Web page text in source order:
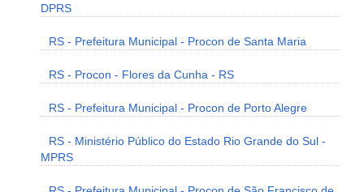
DPRS
RS - Prefeitura Municipal - Procon de Santa Maria
RS - Procon - Flores da Cunha - RS
RS - Prefeitura Municipal - Procon de Porto Alegre
RS - Ministério Público do Estado Rio Grande do Sul -
MPRS